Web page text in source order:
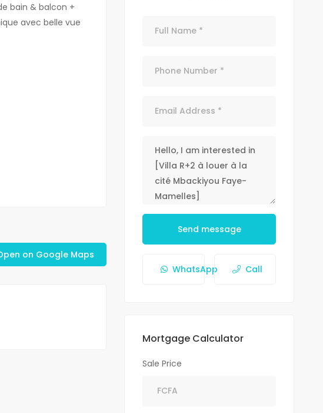
bain & balcon +
avec belle vue
on Google Maps
Send message
WhatsApp Call
Mortgage Calculator
Sale Price